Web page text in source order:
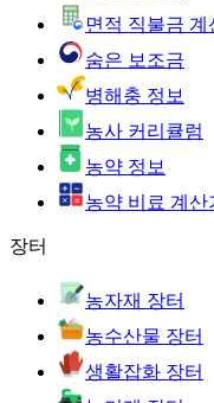
면적 직불금 계
숨은 보조금
병해충 정보
농사 커리큘럼
농약 정보
농약 비료 계산
장터
농자재 장터
농수산물 장터
생활잡화 장터